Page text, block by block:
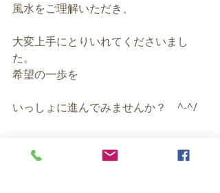
風水をご理解いただき、
大変上手にとりいれてくださいまし
た。
希望の一歩を
いっしょに進んでみませんか？　^-^/